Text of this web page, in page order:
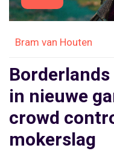
Bram van Houten
in nieuwe
crowd
mokerslag